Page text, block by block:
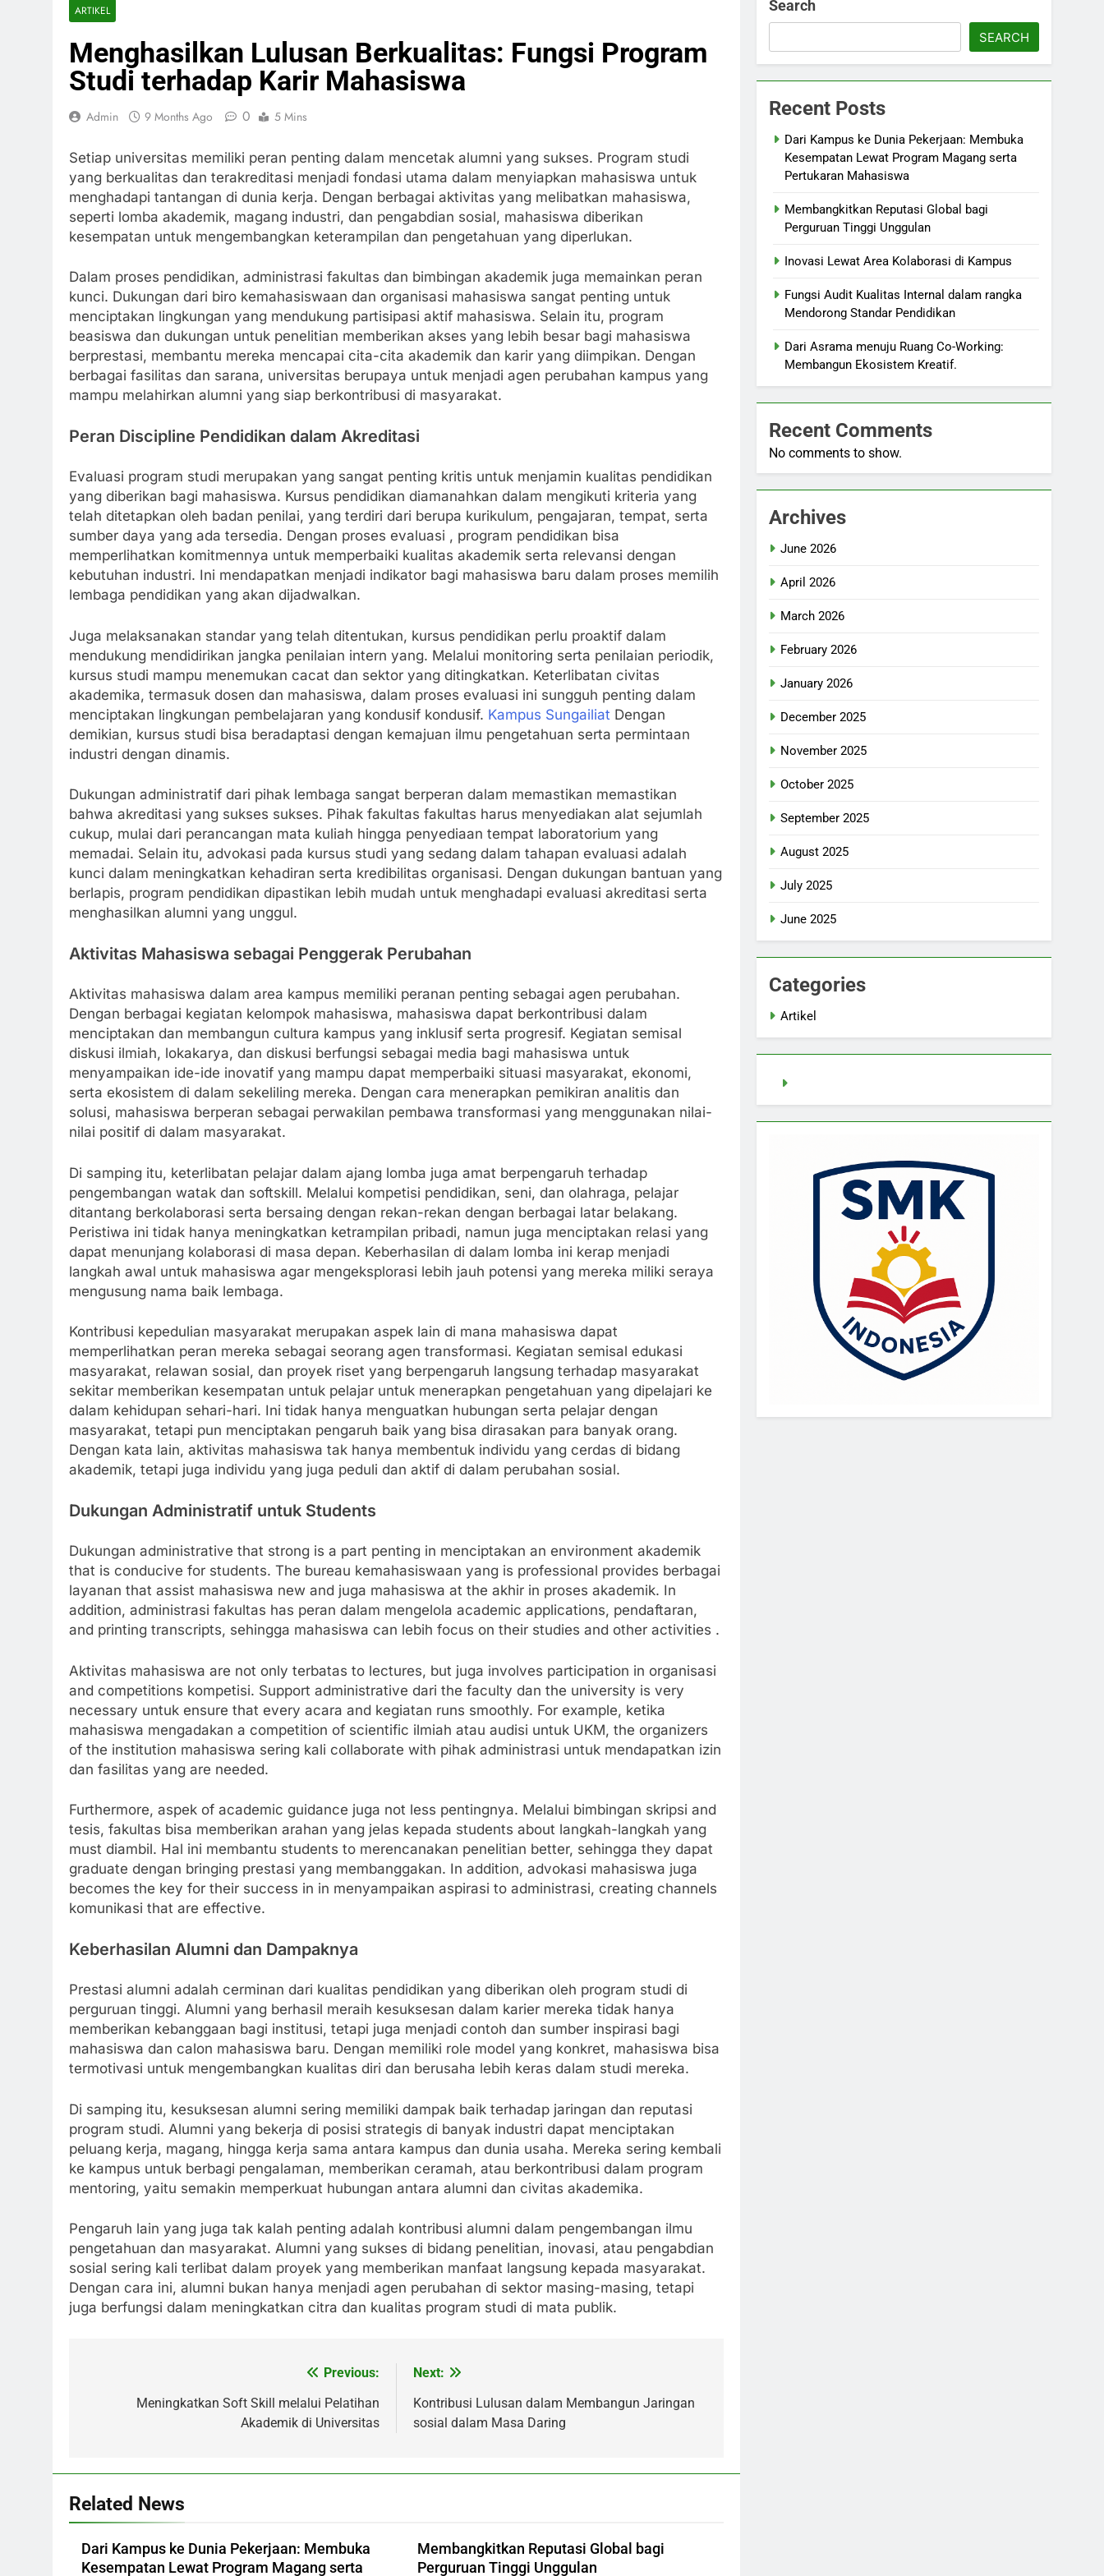
ARTIKEL
Menghasilkan Lulusan Berkualitas: Fungsi Program
Studi terhadap Karir Mahasiswa
Admin 9 Months Ago 0 5 Mins
Setiap universitas memiliki peran penting dalam mencetak alumni yang sukses. Program studi
yang berkualitas dan terakreditasi menjadi fondasi utama dalam menyiapkan mahasiswa untuk
menghadapi tantangan di dunia kerja. Dengan berbagai aktivitas yang melibatkan mahasiswa,
seperti lomba akademik, magang industri, dan pengabdian sosial, mahasiswa diberikan
kesempatan untuk mengembangkan keterampilan dan pengetahuan yang diperlukan.
Dalam proses pendidikan, administrasi fakultas dan bimbingan akademik juga memainkan peran
kunci. Dukungan dari biro kemahasiswaan dan organisasi mahasiswa sangat penting untuk
menciptakan lingkungan yang mendukung partisipasi aktif mahasiswa. Selain itu, program
beasiswa dan dukungan untuk penelitian memberikan akses yang lebih besar bagi mahasiswa
berprestasi, membantu mereka mencapai cita-cita akademik dan karir yang diimpikan. Dengan
berbagai fasilitas dan sarana, universitas berupaya untuk menjadi agen perubahan kampus yang
mampu melahirkan alumni yang siap berkontribusi di masyarakat.
Peran Discipline Pendidikan dalam Akreditasi
Evaluasi program studi merupakan yang sangat penting kritis untuk menjamin kualitas pendidikan
yang diberikan bagi mahasiswa. Kursus pendidikan diamanahkan dalam mengikuti kriteria yang
telah ditetapkan oleh badan penilai, yang terdiri dari berupa kurikulum, pengajaran, tempat, serta
sumber daya yang ada tersedia. Dengan proses evaluasi , program pendidikan bisa
memperlihatkan komitmennya untuk memperbaiki kualitas akademik serta relevansi dengan
kebutuhan industri. Ini mendapatkan menjadi indikator bagi mahasiswa baru dalam proses memilih
lembaga pendidikan yang akan dijadwalkan.
Juga melaksanakan standar yang telah ditentukan, kursus pendidikan perlu proaktif dalam
mendukung mendidirikan jangka penilaian intern yang. Melalui monitoring serta penilaian periodik,
kursus studi mampu menemukan cacat dan sektor yang ditingkatkan. Keterlibatan civitas
akademika, termasuk dosen dan mahasiswa, dalam proses evaluasi ini sungguh penting dalam
menciptakan lingkungan pembelajaran yang kondusif kondusif. Kampus Sungailiat Dengan
demikian, kursus studi bisa beradaptasi dengan kemajuan ilmu pengetahuan serta permintaan
industri dengan dinamis.
Dukungan administratif dari pihak lembaga sangat berperan dalam memastikan memastikan
bahwa akreditasi yang sukses sukses. Pihak fakultas fakultas harus menyediakan alat sejumlah
cukup, mulai dari perancangan mata kuliah hingga penyediaan tempat laboratorium yang
memadai. Selain itu, advokasi pada kursus studi yang sedang dalam tahapan evaluasi adalah
kunci dalam meningkatkan kehadiran serta kredibilitas organisasi. Dengan dukungan bantuan yang
berlapis, program pendidikan dipastikan lebih mudah untuk menghadapi evaluasi akreditasi serta
menghasilkan alumni yang unggul.
Aktivitas Mahasiswa sebagai Penggerak Perubahan
Aktivitas mahasiswa dalam area kampus memiliki peranan penting sebagai agen perubahan.
Dengan berbagai kegiatan kelompok mahasiswa, mahasiswa dapat berkontribusi dalam
menciptakan dan membangun cultura kampus yang inklusif serta progresif. Kegiatan semisal
diskusi ilmiah, lokakarya, dan diskusi berfungsi sebagai media bagi mahasiswa untuk
menyampaikan ide-ide inovatif yang mampu dapat memperbaiki situasi masyarakat, ekonomi,
serta ekosistem di dalam sekeliling mereka. Dengan cara menerapkan pemikiran analitis dan
solusi, mahasiswa berperan sebagai perwakilan pembawa transformasi yang menggunakan nilai-
nilai positif di dalam masyarakat.
Di samping itu, keterlibatan pelajar dalam ajang lomba juga amat berpengaruh terhadap
pengembangan watak dan softskill. Melalui kompetisi pendidikan, seni, dan olahraga, pelajar
ditantang berkolaborasi serta bersaing dengan rekan-rekan dengan berbagai latar belakang.
Peristiwa ini tidak hanya meningkatkan ketrampilan pribadi, namun juga menciptakan relasi yang
dapat menunjang kolaborasi di masa depan. Keberhasilan di dalam lomba ini kerap menjadi
langkah awal untuk mahasiswa agar mengeksplorasi lebih jauh potensi yang mereka miliki seraya
mengusung nama baik lembaga.
Kontribusi kepedulian masyarakat merupakan aspek lain di mana mahasiswa dapat
memperlihatkan peran mereka sebagai seorang agen transformasi. Kegiatan semisal edukasi
masyarakat, relawan sosial, dan proyek riset yang berpengaruh langsung terhadap masyarakat
sekitar memberikan kesempatan untuk pelajar untuk menerapkan pengetahuan yang dipelajari ke
dalam kehidupan sehari-hari. Ini tidak hanya menguatkan hubungan serta pelajar dengan
masyarakat, tetapi pun menciptakan pengaruh baik yang bisa dirasakan para banyak orang.
Dengan kata lain, aktivitas mahasiswa tak hanya membentuk individu yang cerdas di bidang
akademik, tetapi juga individu yang juga peduli dan aktif di dalam perubahan sosial.
Dukungan Administratif untuk Students
Dukungan administrative that strong is a part penting in menciptakan an environment akademik
that is conducive for students. The bureau kemahasiswaan yang is professional provides berbagai
layanan that assist mahasiswa new and juga mahasiswa at the akhir in proses akademik. In
addition, administrasi fakultas has peran dalam mengelola academic applications, pendaftaran,
and printing transcripts, sehingga mahasiswa can lebih focus on their studies and other activities .
Aktivitas mahasiswa are not only terbatas to lectures, but juga involves participation in organisasi
and competitions kompetisi. Support administrative dari the faculty dan the university is very
necessary untuk ensure that every acara and kegiatan runs smoothly. For example, ketika
mahasiswa mengadakan a competition of scientific ilmiah atau audisi untuk UKM, the organizers
of the institution mahasiswa sering kali collaborate with pihak administrasi untuk mendapatkan izin
dan fasilitas yang are needed.
Furthermore, aspek of academic guidance juga not less pentingnya. Melalui bimbingan skripsi and
tesis, fakultas bisa memberikan arahan yang jelas kepada students about langkah-langkah yang
must diambil. Hal ini membantu students to merencanakan penelitian better, sehingga they dapat
graduate dengan bringing prestasi yang membanggakan. In addition, advokasi mahasiswa juga
becomes the key for their success in in menyampaikan aspirasi to administrasi, creating channels
komunikasi that are effective.
Keberhasilan Alumni dan Dampaknya
Prestasi alumni adalah cerminan dari kualitas pendidikan yang diberikan oleh program studi di
perguruan tinggi. Alumni yang berhasil meraih kesuksesan dalam karier mereka tidak hanya
memberikan kebanggaan bagi institusi, tetapi juga menjadi contoh dan sumber inspirasi bagi
mahasiswa dan calon mahasiswa baru. Dengan memiliki role model yang konkret, mahasiswa bisa
termotivasi untuk mengembangkan kualitas diri dan berusaha lebih keras dalam studi mereka.
Di samping itu, kesuksesan alumni sering memiliki dampak baik terhadap jaringan dan reputasi
program studi. Alumni yang bekerja di posisi strategis di banyak industri dapat menciptakan
peluang kerja, magang, hingga kerja sama antara kampus dan dunia usaha. Mereka sering kembali
ke kampus untuk berbagi pengalaman, memberikan ceramah, atau berkontribusi dalam program
mentoring, yaitu semakin memperkuat hubungan antara alumni dan civitas akademika.
Pengaruh lain yang juga tak kalah penting adalah kontribusi alumni dalam pengembangan ilmu
pengetahuan dan masyarakat. Alumni yang sukses di bidang penelitian, inovasi, atau pengabdian
sosial sering kali terlibat dalam proyek yang memberikan manfaat langsung kepada masyarakat.
Dengan cara ini, alumni bukan hanya menjadi agen perubahan di sektor masing-masing, tetapi
juga berfungsi dalam meningkatkan citra dan kualitas program studi di mata publik.
navigation
Previous:
Meningkatkan Soft Skill melalui Pelatihan
Akademik di Universitas
Next:
Kontribusi Lulusan dalam Membangun Jaringan
sosial dalam Masa Daring
Related News
Dari Kampus ke Dunia Pekerjaan: Membuka
Kesempatan Lewat Program Magang serta
Membangkitkan Reputasi Global bagi
Perguruan Tinggi Unggulan
Search
SEARCH
Recent Posts
Dari Kampus ke Dunia Pekerjaan: Membuka
Kesempatan Lewat Program Magang serta
Pertukaran Mahasiswa
Membangkitkan Reputasi Global bagi
Perguruan Tinggi Unggulan
Inovasi Lewat Area Kolaborasi di Kampus
Fungsi Audit Kualitas Internal dalam rangka
Mendorong Standar Pendidikan
Dari Asrama menuju Ruang Co-Working:
Membangun Ekosistem Kreatif.
Recent Comments
No comments to show.
Archives
June 2026
April 2026
March 2026
February 2026
January 2026
December 2025
November 2025
October 2025
September 2025
August 2025
July 2025
June 2025
Categories
Artikel